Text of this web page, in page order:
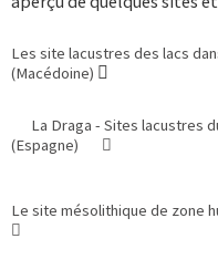
Les site lacustres des lacs
(Macédoine)
La Draga - Sites lacustres
(Espagne)
Le site mésolithique de zone